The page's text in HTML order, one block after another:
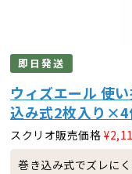
即日発送
ウィズエール 使
込み式2枚入り×4
スクリオ販売価格 ¥
巻き込み式でズレに